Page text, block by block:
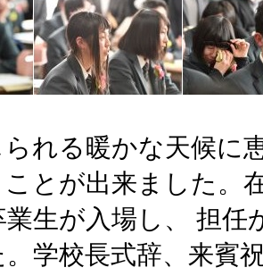
れる暖かな天候に
とが出来ました。
業生が入場し、 担
学校長式辞、来賓